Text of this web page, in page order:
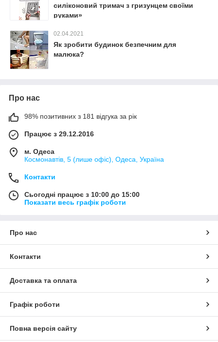
силіконовий тримач з гризунцем своїми
руками»
02.04.2021
Як зробити будинок безпечним для
малюка?
Про нас
98% позитивних з 181 відгука за рік
Працює з 29.12.2016
м. Одеса
Космонавтів, 5 (лише офіс), Одеса, Україна
Контакти
Сьогодні працює з 10:00 до 15:00
Показати весь графік роботи
Про нас
Контакти
Доставка та оплата
Графік роботи
Повна версія сайту